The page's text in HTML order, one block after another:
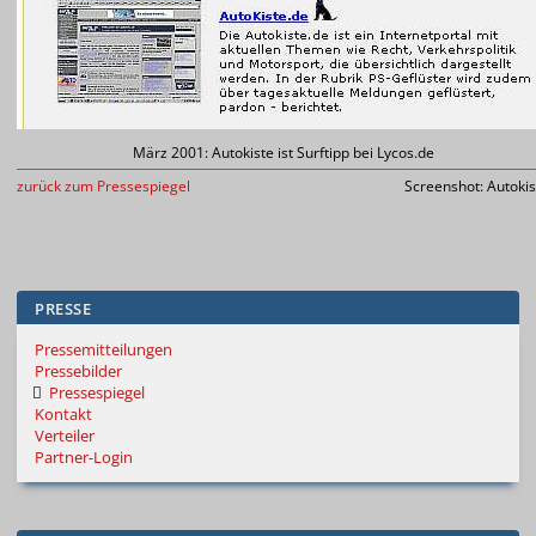
März 2001: Autokiste ist Surftipp bei Lycos.de
zurück zum Pressespiegel
Screenshot:
PRESSE
Pressemitteilungen
Pressebilder
Pressespiegel
Kontakt
Verteiler
Partner-Login